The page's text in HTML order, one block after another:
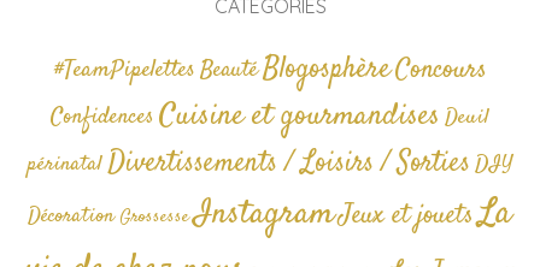
CATÉGORIES
#TeamPipelettesBeautéBlogosphèreConcours
Confidences Cuisine et gourmandises Deuil
périnatalDivertissements / Loisirs / SortiesDIY
Décoration GrossesseInstagramJeux et jouetsLa